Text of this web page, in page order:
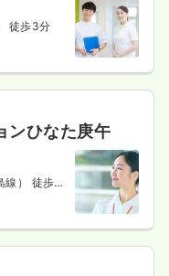
徒歩3分
ンひなた庚午
線） 徒歩5